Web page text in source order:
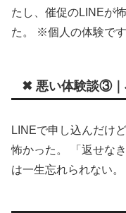
たし、催促のLINEが
た。 ※個人の体験です
✖ 悪い体験談③｜
LINEで申し込んだけ
怖かった。 「返せな
は一生忘れられない